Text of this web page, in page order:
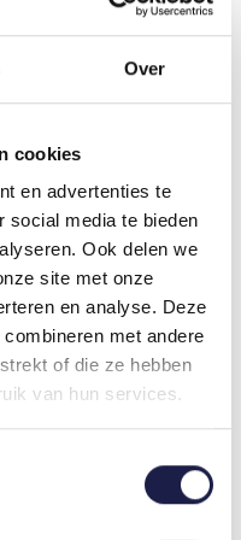
Over
cookies
en advertenties te
social media te bieden
Ook delen we
site met onze
en analyse. Deze
met andere
of die ze hebben
van hun services.
dosering voor
product is niet
dan 0,6 kg wegen
inhoud is makkelijk
bijgeleverde
altijd de bijsluiter.
toe te
meegeleverd in de
u bij dit product
instructie. Lees dit
op uw kat.
FELIS